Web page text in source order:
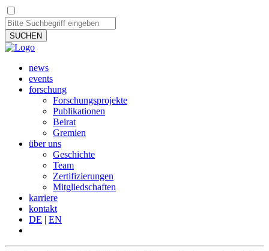
SUCHEN
news
events
forschung
Forschungsprojekte
Publikationen
Beirat
Gremien
über uns
Geschichte
Team
Zertifizierungen
Mitgliedschaften
karriere
kontakt
DE | EN